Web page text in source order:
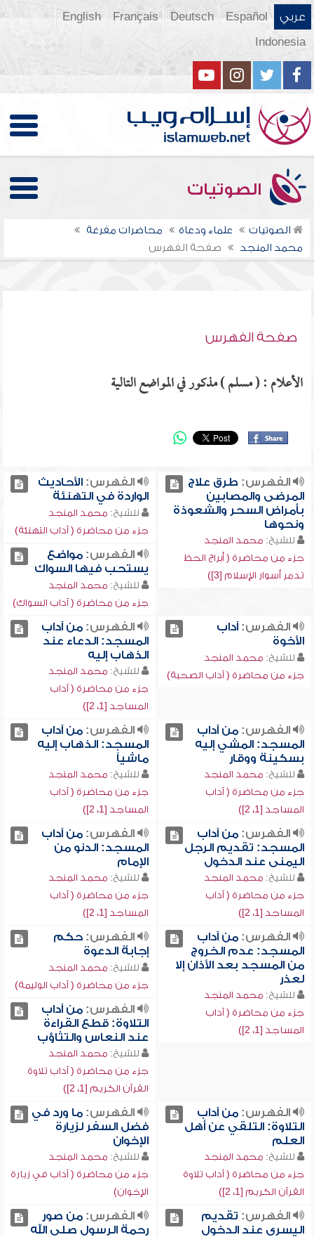
عربي Español
Deutsch
Français
English
Indonesia
الصوتيات
الصوتيات علماء ودعاة
محاضرات مفرغة
محمد المنجد
صفحة الفهرس
صفحة الفهرس
الأعلام : ( مسلم ) مذكور في المواضع التالية
الفهرس: طرق علاج
المرضى والمصابين
بأمراض السحر والشعوذة
ونحوها
للشيخ: محمد المنجد
جزء من محاضرة ( أبراج الحظ
تدمر أسوار الإسلام [3])
الفهرس:الأحاديث
الواردة في التهنئة
للشيخ: محمد المنجد
جزء من محاضرة ( آداب التهنئة)
الفهرس:مواضع
يستحب فيها السواك
للشيخ: محمد المنجد
جزء من محاضرة ( آداب السواك)
الفهرس:آداب
الأخوة
للشيخ: محمد المنجد
جزء من محاضرة ( آداب الصحبة)
الفهرس:من آداب
المسجد: الدعاء عند
الذهاب إليه
للشيخ: محمد المنجد
جزء من محاضرة ( آداب
المساجد [1، 2])
الفهرس:من آداب
المسجد: المشي إليه
بسكينة ووقار
للشيخ: محمد المنجد
جزء من محاضرة ( آداب
المساجد [1، 2])
الفهرس:من آداب
المسجد: الذهاب إليه
ماشياً
للشيخ: محمد المنجد
جزء من محاضرة ( آداب
المساجد [1، 2])
الفهرس:من آداب
المسجد: تقديم الرجل
اليمنى عند الدخول
للشيخ: محمد المنجد
جزء من محاضرة ( آداب
المساجد [1، 2])
الفهرس:من آداب
المسجد: الدنو من
الإمام
للشيخ: محمد المنجد
جزء من محاضرة ( آداب
المساجد [1، 2])
الفهرس:من آداب
المسجد: عدم الخروج
من المسجد بعد الأذان إلا
لعذر
للشيخ: محمد المنجد
جزء من محاضرة ( آداب
المساجد [1، 2])
الفهرس:حكم
إجابة الدعوة
للشيخ: محمد المنجد
جزء من محاضرة ( آداب الوليمة)
الفهرس:من آداب
التلاوة: قطع القراءة
عند النعاس والتثاؤب
للشيخ: محمد المنجد
جزء من محاضرة ( آداب تلاوة
القرآن الكريم [1، 2])
الفهرس:من آداب
التلاوة: التلقي عن أهل
العلم
للشيخ: محمد المنجد
جزء من محاضرة ( آداب تلاوة
القرآن الكريم [1، 2])
الفهرس:ما ورد في
فضل السفر لزيارة
الإخوان
للشيخ: محمد المنجد
جزء من محاضرة ( آداب في زيارة
الإخوان)
الفهرس: تقديم
اليسرى عند الدخول
الفهرس:من صور
رحمة الرسول صلى الله